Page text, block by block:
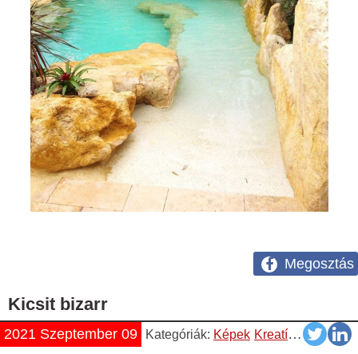
Megosztás
Kicsit bizarr
2021 Szeptember 09 Kategóriák: Képek Kreatív Napiszar